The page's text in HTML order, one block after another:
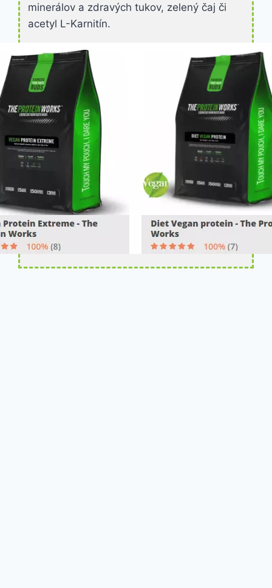
minerálov a zdravých tukov, zelený čaj či
acetyl L-Karnitín.